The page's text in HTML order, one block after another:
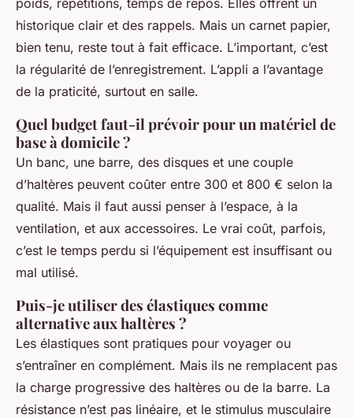
historique clair et des rappels. Mais un carnet papier,
bien tenu, reste tout à fait efficace. L’important, c’est
la régularité de l’enregistrement. L’appli a l’avantage
de la praticité, surtout en salle.
Quel budget faut-il prévoir pour un matériel de
base à domicile ?
Un banc, une barre, des disques et une couple
d’haltères peuvent coûter entre 300 et 800 € selon la
qualité. Mais il faut aussi penser à l’espace, à la
ventilation, et aux accessoires. Le vrai coût, parfois,
c’est le temps perdu si l’équipement est insuffisant ou
mal utilisé.
Puis-je utiliser des élastiques comme
alternative aux haltères ?
Les élastiques sont pratiques pour voyager ou
s’entraîner en complément. Mais ils ne remplacent pas
la charge progressive des haltères ou de la barre. La
résistance n’est pas linéaire, et le stimulus musculaire